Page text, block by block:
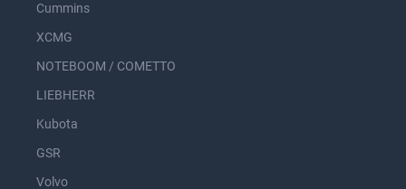
Cummins
XCMG
NOTEBOOM / COMETTO
LIEBHERR
Kubota
GSR
Volvo